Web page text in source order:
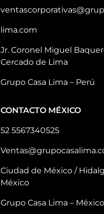
lima.com
Jr. Coronel Miguel
Cercado de Lima
Grupo Casa Lima – Perú
CONTACTO MÉXICO
52 5567340525
Ciudad de México /
México
Grupo Casa Lima – México